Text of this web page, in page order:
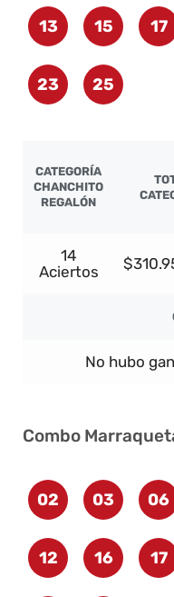
13 15 17
23 25
CATEGORÍA
CHANCHITO
REGALÓN
14
Aciertos
No hubo
Combo
02 03 06
12 16 17